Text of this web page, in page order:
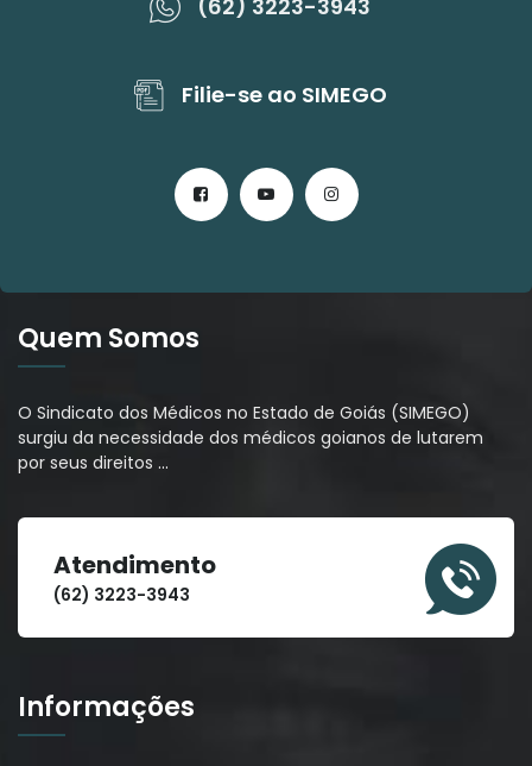
(62) 3223-3943
Filie-se ao SIMEGO
Quem Somos
O Sindicato dos Médicos no Estado de Goiás (SIMEGO)
surgiu da necessidade dos médicos goianos de lutarem
por seus direitos …
Atendimento
(62) 3223-3943
Informações